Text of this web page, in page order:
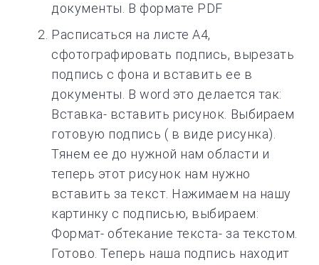
документы. В формате PDF
Расписаться на листе А4,
сфотографировать подпись, вырезать
подпись с фона и вставить ее в
документы. В word это делается так:
Вставка- вставить рисунок. Выбираем
готовую подпись ( в виде рисунка).
Тянем ее до нужной нам области и
теперь этот рисунок нам нужно
вставить за текст. Нажимаем на нашу
картинку с подписью, выбираем:
Формат- обтекание текста- за текстом.
Готово. Теперь наша подпись находит